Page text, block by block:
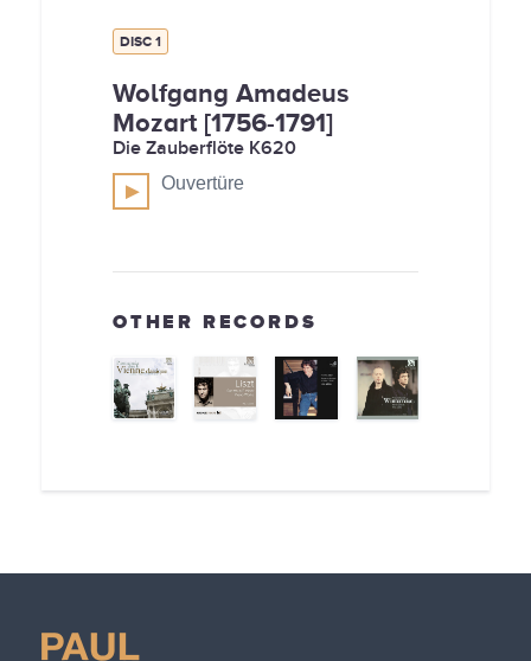
DISC 1
Wolfgang Amadeus
Mozart [1756-1791]
Die Zauberflöte K620
Ouvertüre
OTHER RECORDS